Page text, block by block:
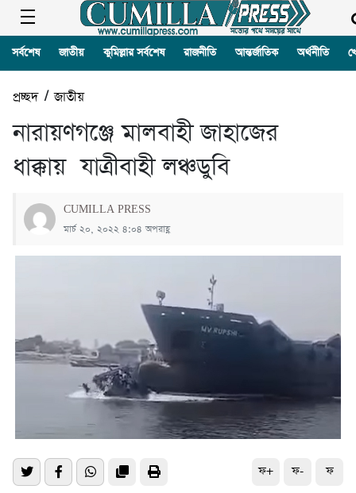
সর্বশেষ জাতীয় কুমিল্লার সর্বশেষ রাজনীতি আন্তর্জাতিক অর্থনীতি
প্রচ্ছদ/জাতীয়
নারায়ণগঞ্জে মালবাহী জাহাজের
ধাক্কায় যাত্রীবাহী লঞ্চডুবি
CUMILLA PRESS
মার্চ ২০, ২০২২ ৪:০৪ অপরাহ্ণ
ফ+ ফ- ফ